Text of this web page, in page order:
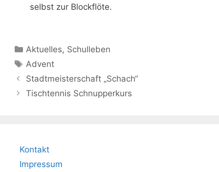
selbst zur Blockflöte.
Kategorien
Aktuelles, Schulleben
Schlagwörter
Advent
Stadtmeisterschaft „Schach“
Tischtennis Schnupperkurs
Kontakt
Impressum